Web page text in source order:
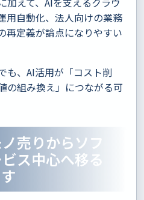
用自動化、法人向けの業務
再定義が論点になりやすい
も、AI活用が「コスト削
の組み換え」につながる可
売りからソフ
ス中心へ移る